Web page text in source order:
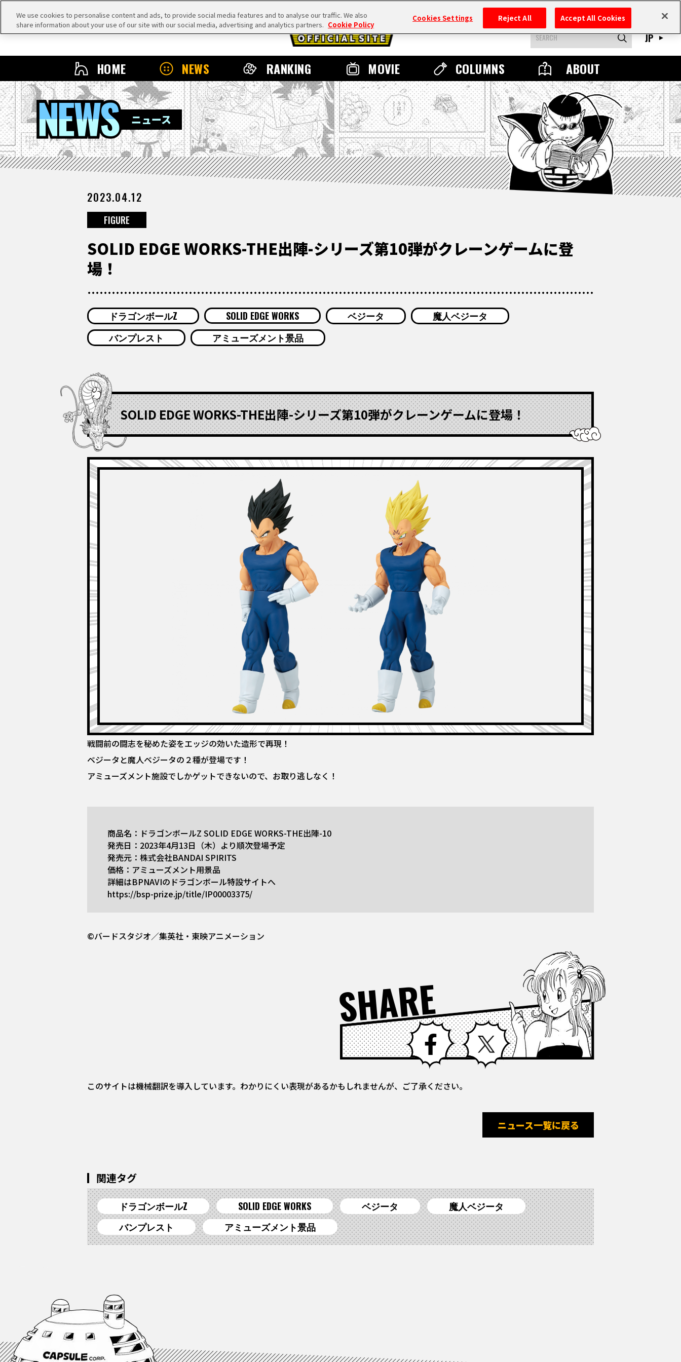
HOME NEWS RANKING MOVIE COLUMNS ABOUT
JP
NEWS
ニュース
2023.04.12
FIGURE
SOLID EDGE WORKS-THE出陣-シリーズ第10弾がクレーンゲームに登
場！
ドラゴンボールZ SOLID EDGE WORKS ベジータ
魔人ベジータ
バンプレスト
アミューズメント景品
SOLID EDGE WORKS-THE出陣-シリーズ第10弾がクレーンゲームに登場！
戦闘前の闘志を秘めた姿をエッジの効いた造形で再現！
ベジータと魔人ベジータの２種が登場です！
アミューズメント施設でしかゲットできないので、お取り逃しなく！
商品名：ドラゴンボールZ SOLID EDGE WORKS-THE出陣-10
発売日：2023年4月13日（木）より順次登場予定
発売元：株式会社BANDAI SPIRITS
価格：アミューズメント用景品
詳細はBPNAVIのドラゴンボール特設サイトへ
https://bsp-prize.jp/title/IP00003375/
©バードスタジオ／集英社・東映アニメーション
SHARE Facebook X
このサイトは機械翻訳を導入しています。わかりにくい表現があるかもしれませんが、ご了承ください。
ニュース一覧に戻る
関連タグ
ドラゴンボールZ SOLID EDGE WORKS ベジータ
魔人ベジータ
バンプレスト
アミューズメント景品
We use cookies to personalise content and ads, to provide social media features and to analyse our traffic. We also
share information about your use of our site with our social media, advertising and analytics partners. Cookie Policy
Cookies Settings Reject All Accept All Cookies